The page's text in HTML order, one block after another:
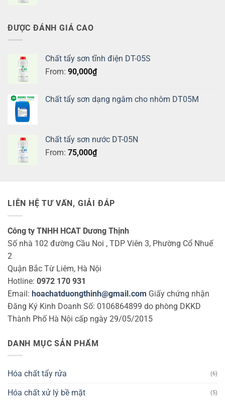
ĐƯỢC ĐÁNH GIÁ CAO
Chất tẩy sơn tĩnh điện DT-05S
From: 90,000₫
Chất tẩy sơn dạng ngâm cho nhôm DT05M
Chất tẩy sơn nước DT-05N
From: 75,000₫
LIÊN HỆ TƯ VẤN, GIẢI ĐÁP
Công ty TNHH HCAT Dương Thịnh
Số nhà 102 đường Cầu Noi , TDP Viên 3, Phường Cổ Nhuế
2
Quận Bắc Từ Liêm, Hà Nội
Hotline: 0972 170 931
Email: hoachatduongthinh@gmail.com Giấy chứng nhận
Đăng Ký Kinh Doanh Số: 0106864899 do phòng DKKD
Thành Phố Hà Nội cấp ngày 29/05/2015
DANH MỤC SẢN PHẨM
Hóa chất tẩy rửa (6)
Hóa chất xử lý bề mặt (5)